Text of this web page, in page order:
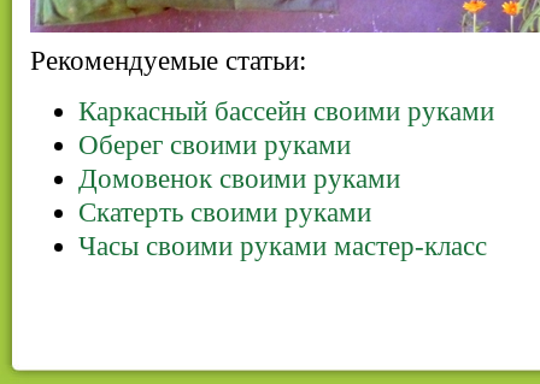
Рекомендуемые статьи:
Каркасный бассейн своими руками
Оберег своими руками
Домовенок своими руками
Скатерть своими руками
Часы своими руками мастер-класс